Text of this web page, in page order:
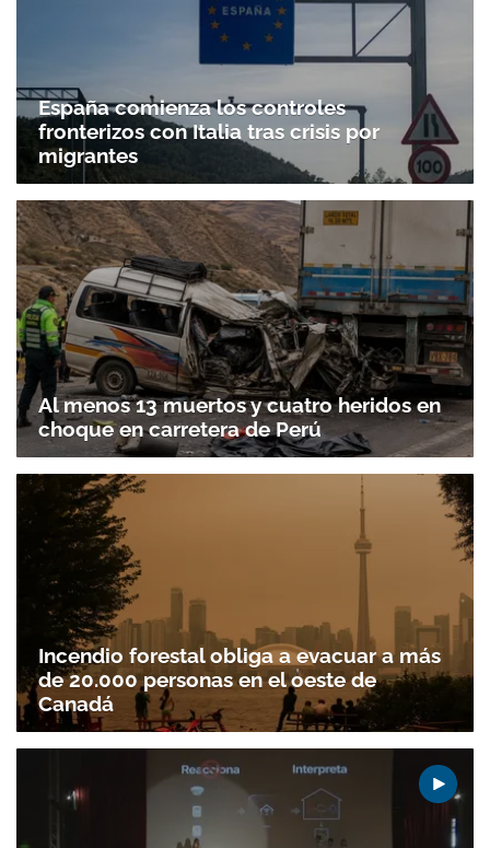
España comienza los controles
fronterizos con Italia tras crisis por
migrantes
Al menos 13 muertos y cuatro heridos en
choque en carretera de Perú
Incendio forestal obliga a evacuar a más
de 20.000 personas en el oeste de
Canadá